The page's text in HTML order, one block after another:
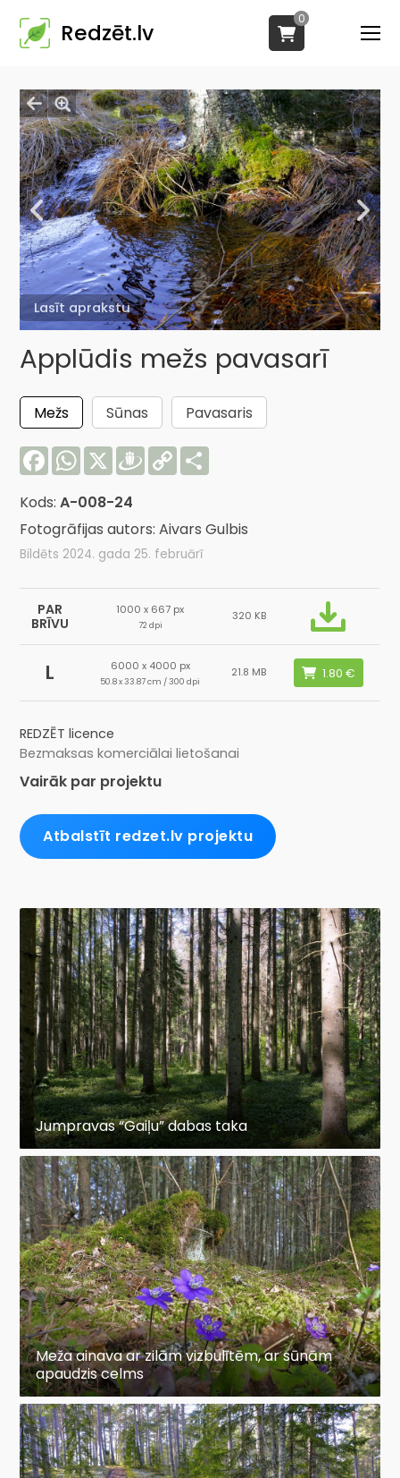
Redzēt.lv
0
Lasīt aprakstu
Applūdis mežs pavasarī
Mežs Sūnas
Pavasaris
FacebookWhatsApp
X Draugiem
Copy
Link
Kods:A-008-24
Fotogrāfijas autors: Aivars Gulbis
Bildēts 2024. gada 25. februārī
PAR
BRĪVU
1000 x 667 px
72 dpi
320 KB
L 6000 x 4000 px
50.8 x 33.87 cm / 300 dpi
21.8 MB
REDZĒT licence
Bezmaksas komerciālai lietošanai
Vairāk par projektu
Atbalstīt redzet.lv projektu
Jumpravas “Gaiļu” dabas taka
Meža ainava ar zilām vizbulītēm, ar sūnām
apaudzis celms